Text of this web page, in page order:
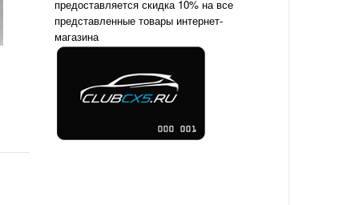
предоставляется скидка 10% на все
представленные товары интернет-
магазина